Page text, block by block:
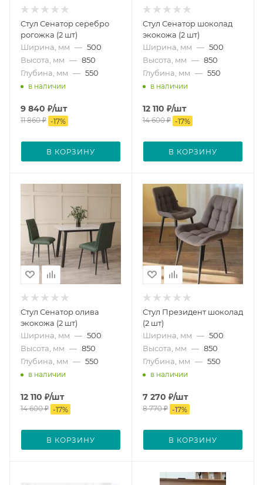
Стул Сенатор серебро
рогожка (2 шт)
Ширина, мм — 500
Высота, мм — 850
Глубина, мм — 550
в наличии
9 840 ₽/шт
11 860₽ -17%
В КОРЗИНУ
Стул Сенатор шоколад
экокожа (2 шт)
Ширина, мм — 500
Высота, мм — 850
Глубина, мм — 550
в наличии
12 110 ₽/шт
14 600₽ -17%
В КОРЗИНУ
Стул Сенатор олива
экокожа (2 шт)
Ширина, мм — 500
Высота, мм — 850
Глубина, мм — 550
в наличии
12 110 ₽/шт
14 600₽ -17%
В КОРЗИНУ
Стул Президент шоколад
(2 шт)
Ширина, мм — 500
Высота, мм — 850
Глубина, мм — 550
в наличии
7 270 ₽/шт
8 770₽ -17%
В КОРЗИНУ